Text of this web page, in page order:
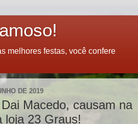
melhores festas, você confere
DE 2019
Macedo, causam na
loja 23 Graus!